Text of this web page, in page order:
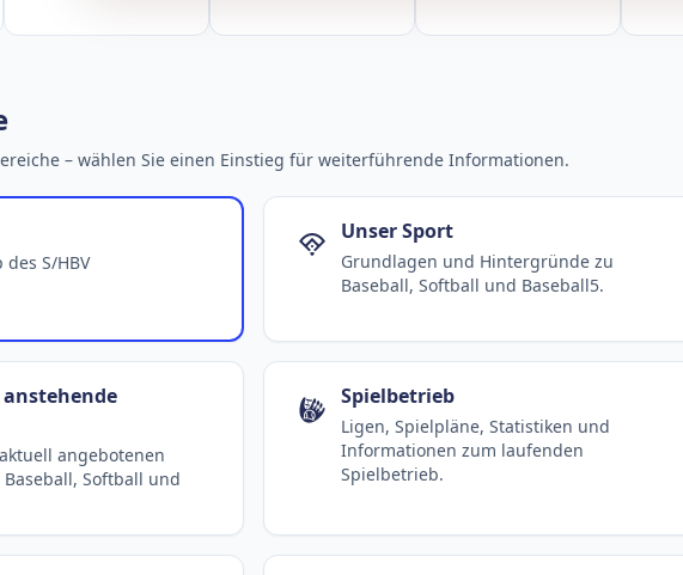
– wählen Sie einen Einstieg für weiterführende Informationen.
S/HBV
Unser Sport
Grundlagen und Hintergründe zu
Baseball, Softball und Baseball5.
angebotenen
Softball und
Spielbetrieb
Ligen, Spielpläne, Statistiken und
Informationen zum laufenden
Spielbetrieb.